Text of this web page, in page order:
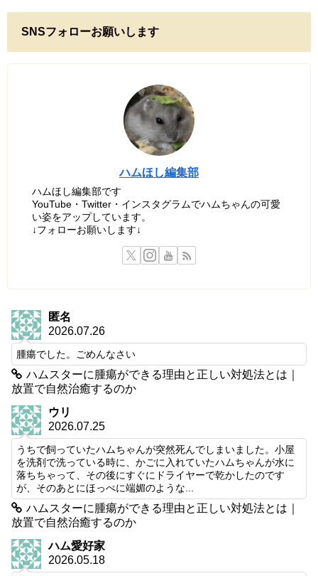
SNSフォローお願いします
ハムほし編集部
ハムほし編集部です
YouTube・Twitter・インスタグラムでハムちゃんの可愛
い姿をアップしています。
↓フォローお願いします↓
匿名
2026.07.26
腫瘍でした。ごめんなさい
ハムスターに腫瘍ができる理由と正しい対処法とは｜
放置で自然治癒するのか
ウリ
2026.07.25
うちで飼っていたハムちゃんが突然死んでしまいました。小屋
を洗剤で洗っている時に、かごに入れていたハムちゃんが水に
落ちちゃって、その後にすぐにドライヤーで乾かしたのです
が、そのあとにほっぺに端媚のような...
ハムスターに腫瘍ができる理由と正しい対処法とは｜
放置で自然治癒するのか
ハム愛好家
2026.05.18